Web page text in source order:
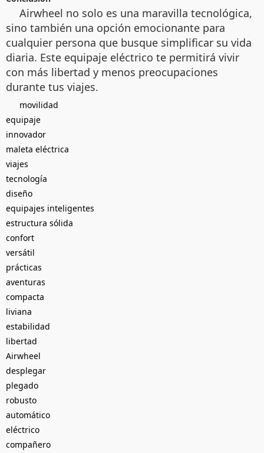
Airwheel no solo es una maravilla tecnológica,
sino también una opción emocionante para
cualquier persona que busque simplificar su vida
diaria. Este equipaje eléctrico te permitirá vivir
con más libertad y menos preocupaciones
durante tus viajes.
movilidad
equipaje
innovador
maleta eléctrica
viajes
tecnología
diseño
equipajes inteligentes
estructura sólida
confort
versátil
prácticas
aventuras
compacta
liviana
estabilidad
libertad
Airwheel
desplegar
plegado
robusto
automático
eléctrico
compañero